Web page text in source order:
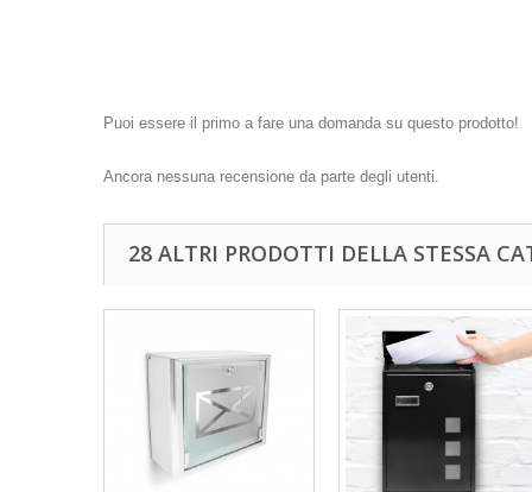
Puoi essere il primo a fare una domanda su questo prodotto!
Ancora nessuna recensione da parte degli utenti.
28 ALTRI PRODOTTI DELLA STESSA